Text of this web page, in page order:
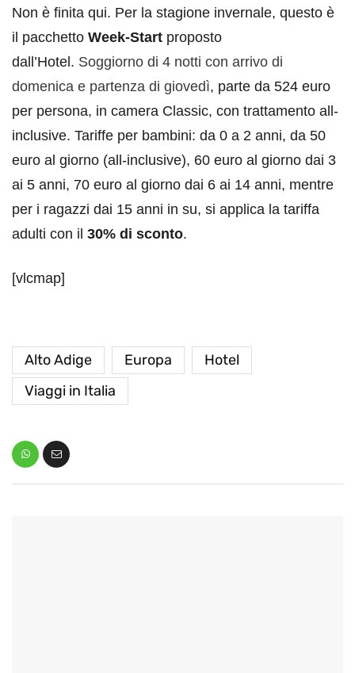
Non è finita qui. Per la stagione invernale, questo è
il pacchetto Week-Start proposto
dall’Hotel. Soggiorno di 4 notti con arrivo di
domenica e partenza di giovedì, parte da 524 euro
per persona, in camera Classic, con trattamento all-
inclusive. Tariffe per bambini: da 0 a 2 anni, da 50
euro al giorno (all-inclusive), 60 euro al giorno dai 3
ai 5 anni, 70 euro al giorno dai 6 ai 14 anni, mentre
per i ragazzi dai 15 anni in su, si applica la tariffa
adulti con il 30% di sconto.
[vlcmap]
Alto Adige Europa
Hotel
Viaggi in Italia